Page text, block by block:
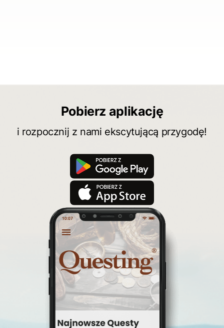
Pobierz aplikację
i rozpocznij z nami ekscytującą przygodę!